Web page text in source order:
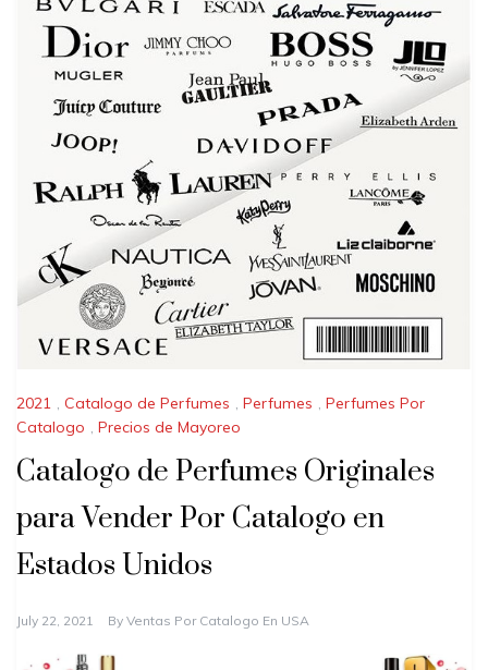
2021 , Catalogo de Perfumes , Perfumes , Perfumes Por
Catalogo , Precios de Mayoreo
Catalogo de Perfumes Originales
para Vender Por Catalogo en
Estados Unidos
July 22, 2021 By Ventas Por Catalogo En USA